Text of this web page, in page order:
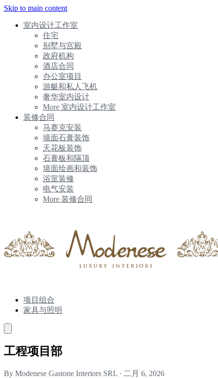
Skip to main content
室内设计工作室
住宅
别墅与宫殿
政府机构
酒店合同
办公室项目
游艇和私人飞机
奢华室内设计
More 室内设计工作室
装修合同
马赛克安装
墙面石膏装饰
天花板装饰
石膏板和隔顶
墙面绘画和装饰
浴室装修
电气安装
More 装修合同
项目组合
家具与照明
工程项目部
By Modenese Gastone Interiors SRL · 二月 6, 2026